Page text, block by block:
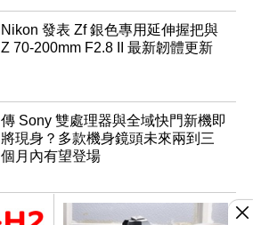
Nikon 發表 Zf 銀色專用延伸握把與
Z 70-200mm F2.8 II 最新韌體更新
傳 Sony 雙處理器與全域快門新機即
將現身？多款機身鏡頭未來兩到三
個月內有望登場